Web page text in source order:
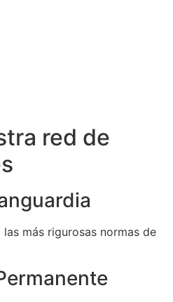
red de
más rigurosas normas de